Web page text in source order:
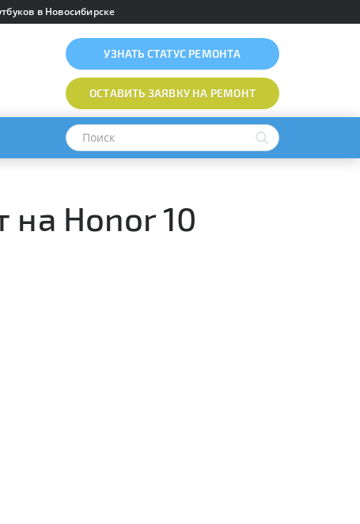
в Новосибирске
УЗНАТЬ СТАТУС РЕМОНТА
ОСТАВИТЬ ЗАЯВКУНА РЕМОНТ
Honor 10